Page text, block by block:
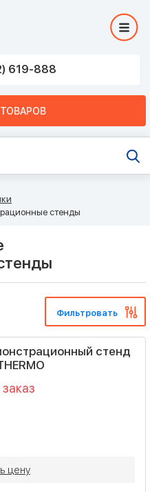
619-888
ТОВАРОВ
стенды
Фильтровать
стенд
цену